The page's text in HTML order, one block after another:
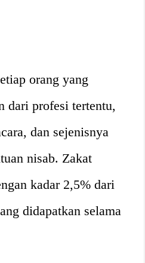
orang yang
dari profesi tertentu,
dan sejenisnya
nisab. Zakat
kadar 2,5% dari
didapatkan selama